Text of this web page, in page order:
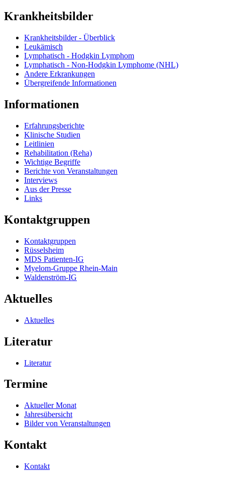
Krankheitsbilder
Krankheitsbilder - Überblick
Leukämisch
Lymphatisch - Hodgkin Lymphom
Lymphatisch - Non-Hodgkin Lymphome (NHL)
Andere Erkrankungen
Übergreifende Informationen
Informationen
Erfahrungsberichte
Klinische Studien
Leitlinien
Rehabilitation (Reha)
Wichtige Begriffe
Berichte von Veranstaltungen
Interviews
Aus der Presse
Links
Kontaktgruppen
Kontaktgruppen
Rüsselsheim
MDS Patienten-IG
Myelom-Gruppe Rhein-Main
Waldenström-IG
Aktuelles
Aktuelles
Literatur
Literatur
Termine
Aktueller Monat
Jahresübersicht
Bilder von Veranstaltungen
Kontakt
Kontakt